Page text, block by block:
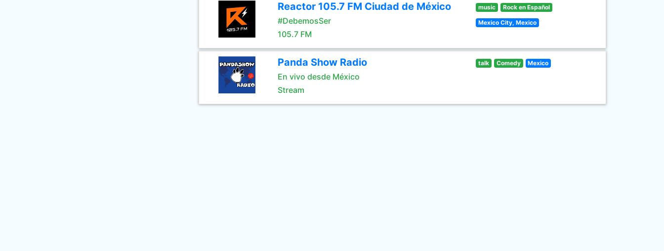
Reactor 105.7 FM Ciudad de México
#DebemosSer
105.7 FM
music Rock en Español
Mexico City, Mexico
Panda Show Radio
En vivo desde México
Stream
talk Comedy Mexico